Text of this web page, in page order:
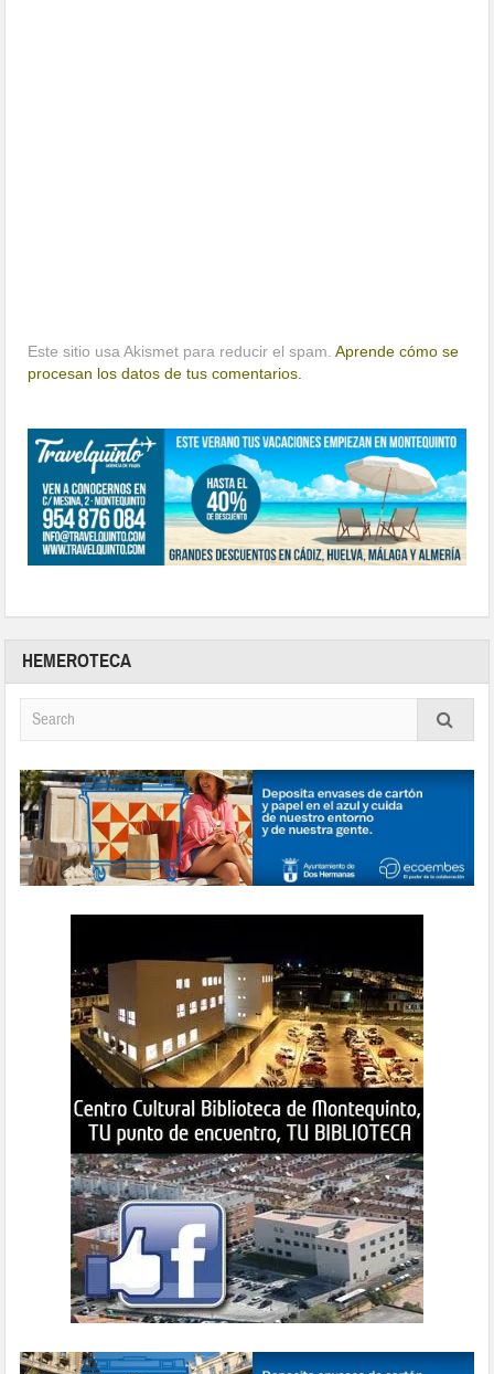
Este sitio usa Akismet para reducir el spam.Aprende cómo se
procesan los datos de tus comentarios.
HEMEROTECA